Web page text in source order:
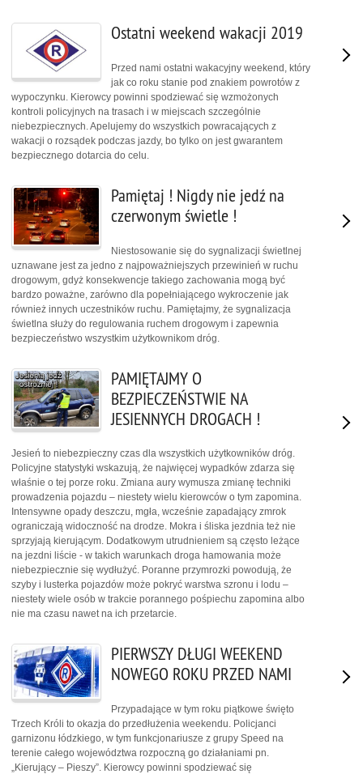
Ostatni weekend wakacji 2019
Przed nami ostatni wakacyjny weekend, który
jak co roku stanie pod znakiem powrotów z
wypoczynku. Kierowcy powinni spodziewać się wzmożonych
kontroli policyjnych na trasach i w miejscach szczególnie
niebezpiecznych. Apelujemy do wszystkich powracających z
wakacji o rozsądek podczas jazdy, bo tylko on jest gwarantem
bezpiecznego dotarcia do celu.
Pamiętaj ! Nigdy nie jedź na
czerwonym świetle !
Niestosowanie się do sygnalizacji świetlnej
uznawane jest za jedno z najpoważniejszych przewinień w ruchu
drogowym, gdyż konsekwencje takiego zachowania mogą być
bardzo poważne, zarówno dla popełniającego wykroczenie jak
również innych uczestników ruchu. Pamiętajmy, że sygnalizacja
świetlna służy do regulowania ruchem drogowym i zapewnia
bezpieczeństwo wszystkim użytkownikom dróg.
PAMIĘTAJMY O
BEZPIECZEŃSTWIE NA
JESIENNYCH DROGACH !
Jesień to niebezpieczny czas dla wszystkich użytkowników dróg.
Policyjne statystyki wskazują, że najwięcej wypadków zdarza się
właśnie o tej porze roku. Zmiana aury wymusza zmianę techniki
prowadzenia pojazdu – niestety wielu kierowców o tym zapomina.
Intensywne opady deszczu, mgła, wcześnie zapadający zmrok
ograniczają widoczność na drodze. Mokra i śliska jezdnia też nie
sprzyjają kierującym. Dodatkowym utrudnieniem są często leżące
na jezdni liście - w takich warunkach droga hamowania może
niebezpiecznie się wydłużyć. Poranne przymrozki powodują, że
szyby i lusterka pojazdów może pokryć warstwa szronu i lodu –
niestety wiele osób w trakcie porannego pośpiechu zapomina albo
nie ma czasu nawet na ich przetarcie.
PIERWSZY DŁUGI WEEKEND
NOWEGO ROKU PRZED NAMI
Przypadające w tym roku piątkowe święto
Trzech Króli to okazja do przedłużenia weekendu. Policjanci
garnizonu łódzkiego, w tym funkcjonariusze z grupy Speed na
terenie całego województwa rozpoczną go działaniami pn.
„Kierujący – Pieszy”. Kierowcy powinni spodziewać się